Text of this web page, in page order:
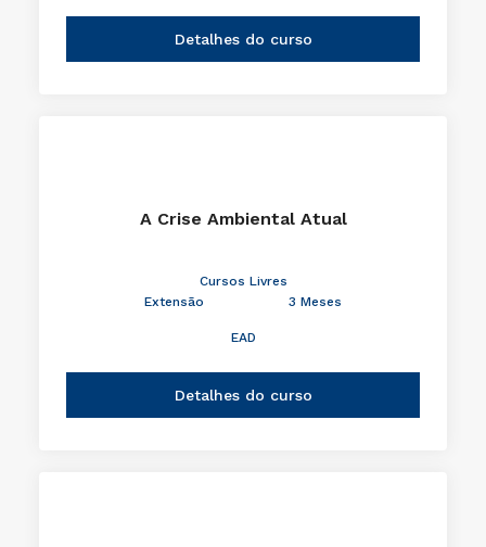
Detalhes do curso
A Crise Ambiental Atual
Cursos Livres
Extensão
3 Meses
EAD
Detalhes do curso